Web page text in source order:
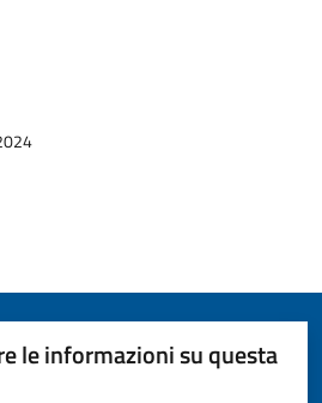
le informazioni su questa